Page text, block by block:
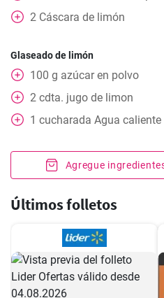
2 Cáscara de limón
Glaseado de limón
100 g azúcar en polvo
2 cdta. jugo de limon
1 cucharada Agua caliente
Agregue
Últimos folletos